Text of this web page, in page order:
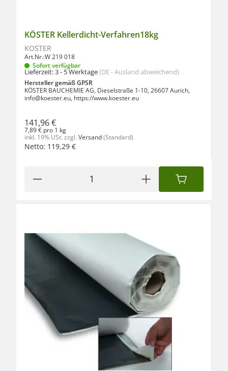
KÖSTER Kellerdicht-Verfahren18kg
KÖSTER
Art.Nr.:W 219 018
Sofort verfügbar
Lieferzeit:3 - 5 Werktage(DE - Ausland abweichend)
Hersteller gemäß GPSR
KÖSTER BAUCHEMIE AG, Dieselstraße 1-10, 26607 Aurich,
info@koester.eu, https://www.koester.eu
141,96 €
7,89 € pro 1 kg
inkl. 19% USt. zzgl. Versand(Standard)
Netto: 119,29 €
IN DEN